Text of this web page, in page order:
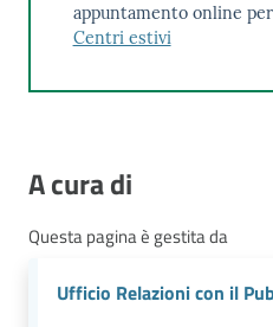
appuntamento online
Centri estivi
A cura di
Questa pagina è gestita da
Ufficio Relazioni con il